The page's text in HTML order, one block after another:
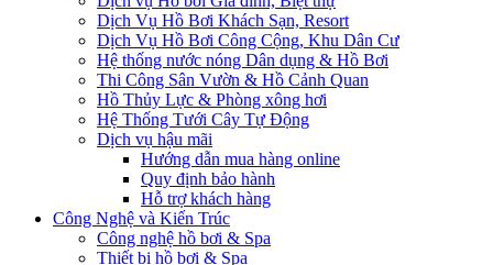
Dịch Vụ Hồ Bơi Khách Sạn, Resort
Dịch Vụ Hồ Bơi Công Cộng, Khu Dân Cư
Hệ thống nước nóng Dân dụng & Hồ Bơi
Thi Công Sân Vườn & Hồ Cảnh Quan
Hồ Thủy Lực & Phòng xông hơi
Hệ Thống Tưới Cây Tự Động
Dịch vụ hậu mãi
Hướng dẫn mua hàng online
Quy định bảo hành
Hỗ trợ khách hàng
Công Nghệ và Kiến Trúc
Công nghệ hồ bơi & Spa
Thiết bị hồ bơi & Spa